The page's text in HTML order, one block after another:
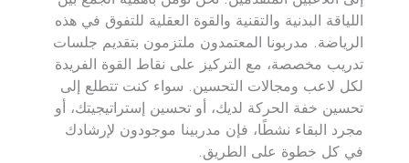
اللياقة البدنية والتقنية والقوة العقلية للتفوق في هذه
الرياضة. مدربونا المعتمدون ملتزمون بتقديم جلسات
تدريب مخصصة، مع التركيز على نقاط القوة الفريدة
لكل لاعب ومجالات التحسين. سواء كنت تتطلع إلى
تحسين خفة الحركة لديك، أو تحسين إستراتيجيتك، أو
مجرد البقاء نشطًا، فإن مدربينا موجودون لإرشادك
في كل خطوة على الطريق.